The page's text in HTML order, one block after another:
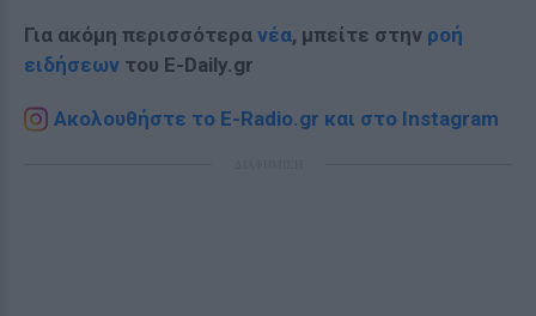
Για ακόμη περισσότερα νέα, μπείτε στην ροή
ειδήσεων του E-Daily.gr
Ακολουθήστε το E-Radio.gr και στο Instagram